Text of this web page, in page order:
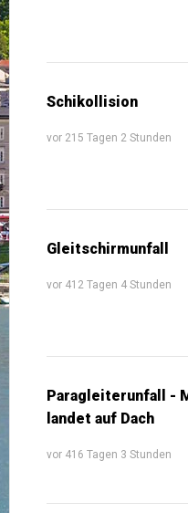
Schikollision
vor 215 Tagen 2 Stunden
Gleitschirmunfall
vor 412 Tagen 4 Stunden
Paragleiterunfall -
landet auf Dach
vor 416 Tagen 3 Stunden